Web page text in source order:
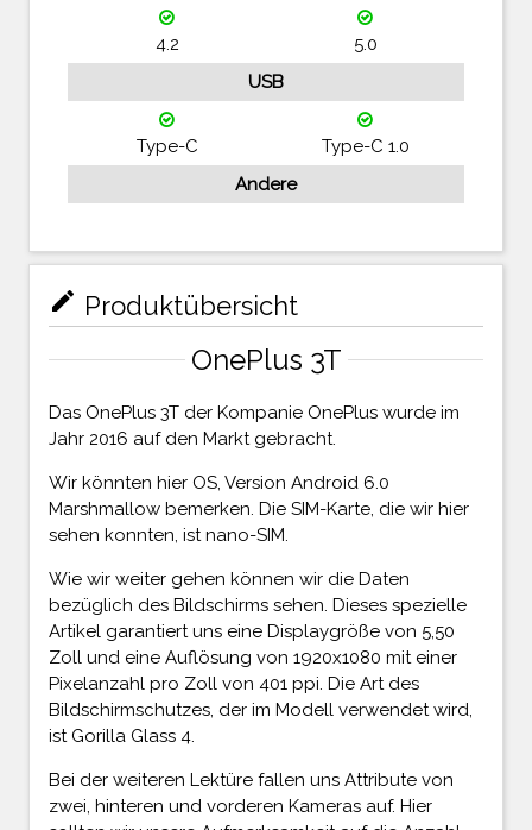
4.2
5.0
USB
Type-C
Type-C 1.0
Andere
mode_edit Produktübersicht
OnePlus 3T
Das OnePlus 3T der Kompanie OnePlus wurde im
Jahr 2016 auf den Markt gebracht.
Wir könnten hier OS, Version Android 6.0
Marshmallow bemerken. Die SIM-Karte, die wir hier
sehen konnten, ist nano-SIM.
Wie wir weiter gehen können wir die Daten
bezüglich des Bildschirms sehen. Dieses spezielle
Artikel garantiert uns eine Displaygröße von 5,50
Zoll und eine Auflösung von 1920x1080 mit einer
Pixelanzahl pro Zoll von 401 ppi. Die Art des
Bildschirmschutzes, der im Modell verwendet wird,
ist Gorilla Glass 4.
Bei der weiteren Lektüre fallen uns Attribute von
zwei, hinteren und vorderen Kameras auf. Hier